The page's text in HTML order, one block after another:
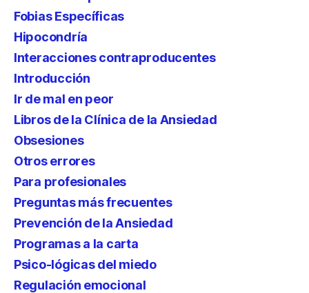
Fobias Específicas
Hipocondría
Interacciones contraproducentes
Introducción
Ir de mal en peor
Libros de la Clínica de la Ansiedad
Obsesiones
Otros errores
Para profesionales
Preguntas más frecuentes
Prevención de la Ansiedad
Programas a la carta
Psico-lógicas del miedo
Regulación emocional